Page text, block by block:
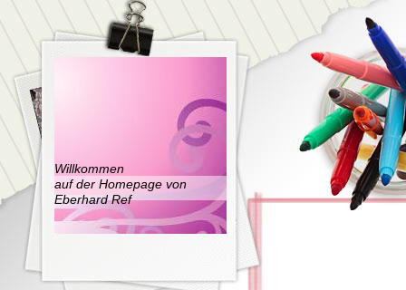
Willkommen
auf der Homepage von
Eberhard Ref